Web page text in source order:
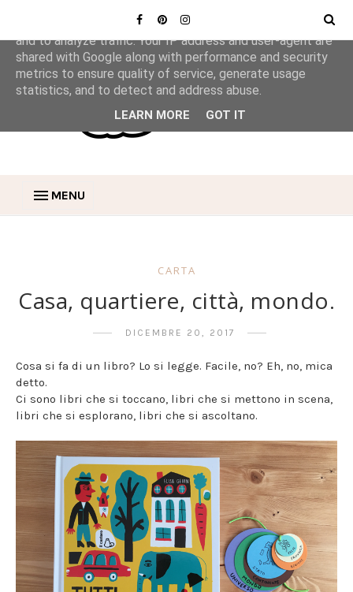
MENU
CARTA
Casa, quartiere, città, mondo.
DICEMBRE 20, 2017
Cosa si fa di un libro? Lo si legge. Facile, no? Eh, no, mica
detto.
Ci sono libri che si toccano, libri che si mettono in scena,
libri che si esplorano, libri che si ascoltano.
This site uses cookies from Google to deliver its services
and to analyze traffic. Your IP address and user-agent are
shared with Google along with performance and security
metrics to ensure quality of service, generate usage
statistics, and to detect and address abuse.
LEARN MORE GOT IT